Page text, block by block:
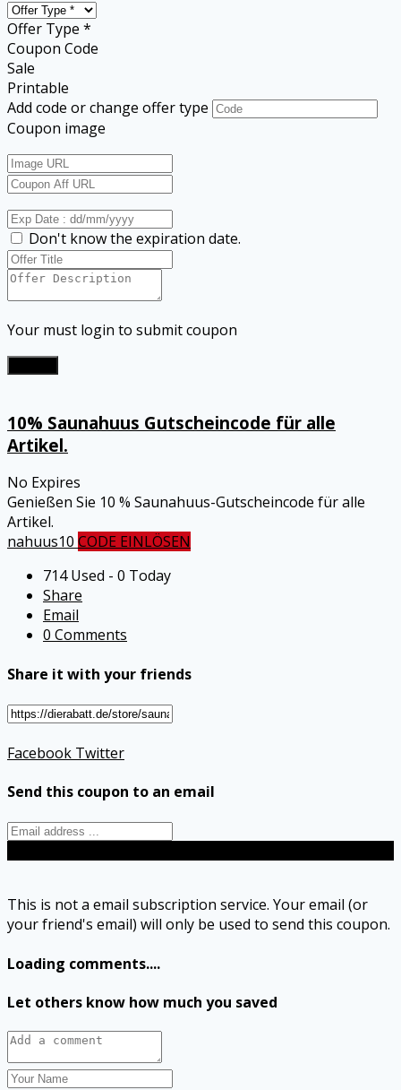
Offer Type *
Coupon Code
Sale
Printable
Add code or change offer type
Coupon image
Don't know the expiration date.
Your must login to submit coupon
10% Saunahuus Gutscheincode für alle
Artikel.
No Expires
Genießen Sie 10 % Saunahuus-Gutscheincode für alle
Artikel.
nahuus10 CODE EINLÖSEN
714 Used - 0 Today
Share
Email
0 Comments
Share it with your friends
Facebook Twitter
Send this coupon to an email
This is not a email subscription service. Your email (or
your friend's email) will only be used to send this coupon.
Loading comments....
Let others know how much you saved